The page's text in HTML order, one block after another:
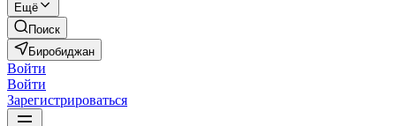
Ещё
Поиск
Биробиджан
Войти
Войти
Зарегистрироваться